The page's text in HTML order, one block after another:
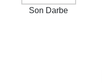
Son Darbe